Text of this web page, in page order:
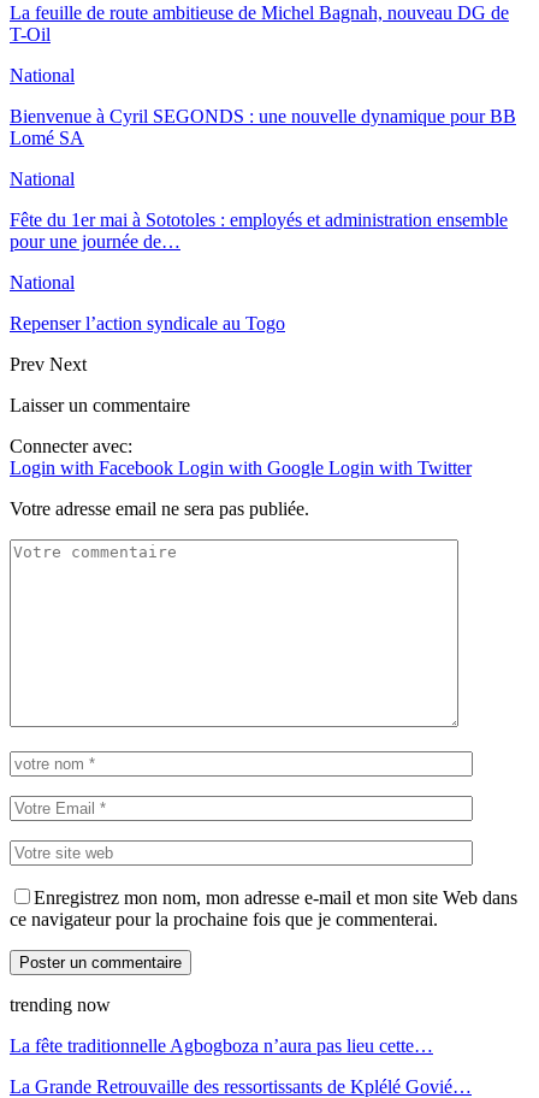
La feuille de route ambitieuse de Michel Bagnah, nouveau DG de
T-Oil
National
Bienvenue à Cyril SEGONDS : une nouvelle dynamique pour BB
Lomé SA
National
Fête du 1er mai à Sototoles : employés et administration ensemble
pour une journée de…
National
Repenser l’action syndicale au Togo
Prev Next
Laisser un commentaire
Connecter avec:
Login with Facebook Login with Google Login with Twitter
Votre adresse email ne sera pas publiée.
Enregistrez mon nom, mon adresse e-mail et mon site Web dans
ce navigateur pour la prochaine fois que je commenterai.
trending now
La fête traditionnelle Agbogboza n’aura pas lieu cette…
La Grande Retrouvaille des ressortissants de Kplélé Govié…